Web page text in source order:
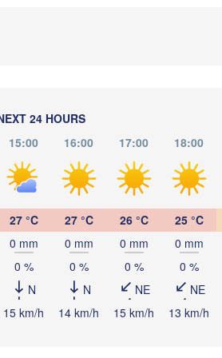
24 HOURS
15:00 16:00 17:00 18:00
27 °C
0 mm
0 %
N
15 km/h
27 °C
0 mm
0 %
N
14 km/h
26 °C
0 mm
0 %
NE
15 km/h
25 °C
0 mm
0 %
NE
13 km/h
Одеса
(Odesa)
Севастополь
(Sevastopol)
Chișinău
Constanța
Миколаїв
L